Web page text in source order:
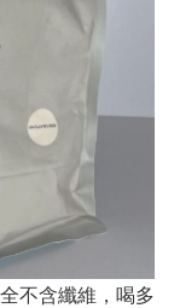
不含纖維，喝多